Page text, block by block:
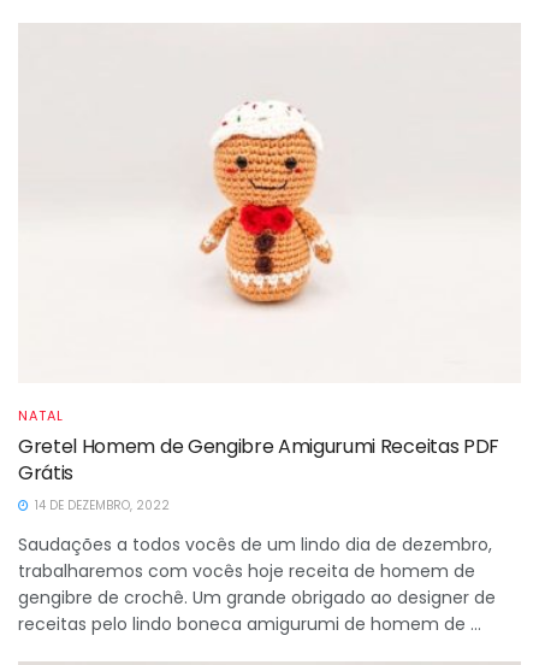
NATAL
Gretel Homem de Gengibre Amigurumi Receitas PDF
Grátis
14 DE DEZEMBRO, 2022
Saudações a todos vocês de um lindo dia de dezembro,
trabalharemos com vocês hoje receita de homem de
gengibre de crochê. Um grande obrigado ao designer de
receitas pelo lindo boneca amigurumi de homem de ...